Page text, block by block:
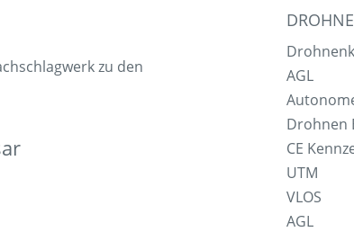
zu den
AGL
Drohnen
CE
UTM
VLOS
AGL